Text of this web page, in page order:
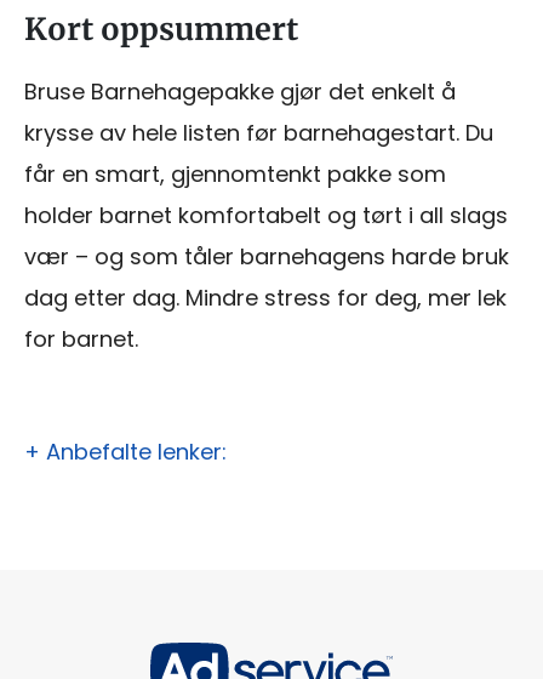
Kort oppsummert
Bruse Barnehagepakke gjør det enkelt å
krysse av hele listen før barnehagestart. Du
får en smart, gjennomtenkt pakke som
holder barnet komfortabelt og tørt i all slags
vær – og som tåler barnehagens harde bruk
dag etter dag. Mindre stress for deg, mer lek
for barnet.
+ Anbefalte lenker: